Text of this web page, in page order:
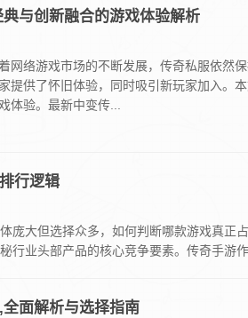
与创新融合的游戏体验解析
网络游戏市场的不断发展，传奇私服依然
提供了怀旧体验，同时吸引新玩家加入。
体验。最新中变传...
行逻辑
庞大但选择众多，如何判断哪款游戏真正
行业头部产品的核心竞争要素。传奇手游
面解析与选择指南